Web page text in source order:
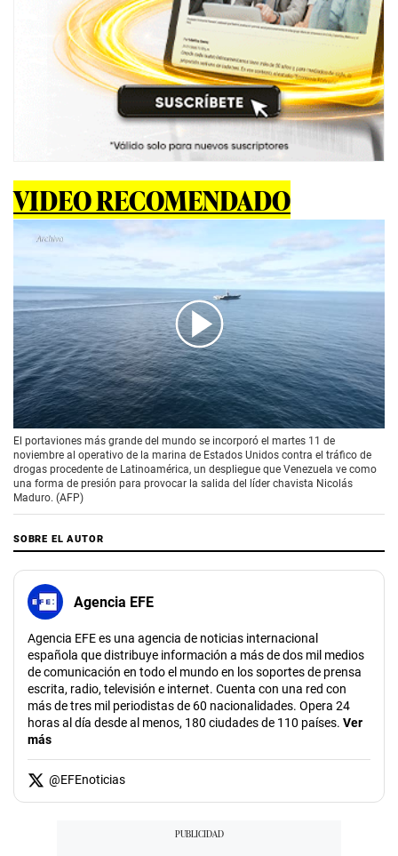
VIDEO RECOMENDADO
00:00 / 01:27
El portaviones más grande del mundo se incorporó el martes 11 de
noviembre al operativo de la marina de Estados Unidos contra el tráfico de
drogas procedente de Latinoamérica, un despliegue que Venezuela ve como
una forma de presión para provocar la salida del líder chavista Nicolás
Maduro. (AFP)
SOBRE EL AUTOR
Agencia EFE
Agencia EFE es una agencia de noticias internacional
española que distribuye información a más de dos mil medios
de comunicación en todo el mundo en los soportes de prensa
escrita, radio, televisión e internet. Cuenta con una red con
más de tres mil periodistas de 60 nacionalidades. Opera 24
horas al día desde al menos, 180 ciudades de 110 países. Ver
más
@EFEnoticias